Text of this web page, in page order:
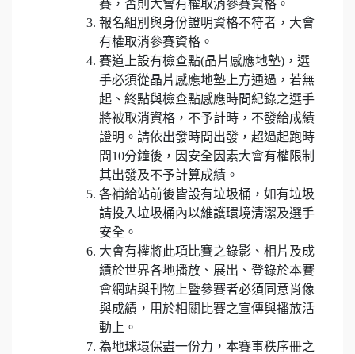
賽，否則大會有權取消參賽資格。
報名組別與身份證明資格不符者，大會
有權取消參賽資格。
賽道上設有檢查點(晶片感應地墊)，選
手必須從晶片感應地墊上方通過，若無
起、終點與檢查點感應時間紀錄之選手
將被取消資格，不予計時，不發給成績
證明。請依出發時間出發，超過起跑時
間10分鐘後，因安全因素大會有權限制
其出發及不予計算成績。
各補給站前後皆設有垃圾桶，如有垃圾
請投入垃圾桶內以維護環境清潔及選手
安全。
大會有權將此項比賽之錄影、相片及成
績於世界各地播放、展出、登錄於本賽
會網站與刊物上暨參賽者必須同意肖像
與成績，用於相關比賽之宣傳與播放活
動上。
為地球環保盡一份力，本賽事秩序冊之